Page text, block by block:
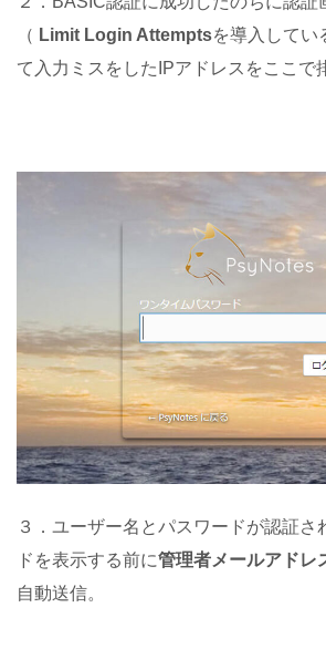
（ Limit Login Attemptsを導入してい
て入力ミスをしたIPアドレスをここで
３．ユーザー名とパスワードが認証さ
ドを表示する前に管理者メールアドレ
自動送信。